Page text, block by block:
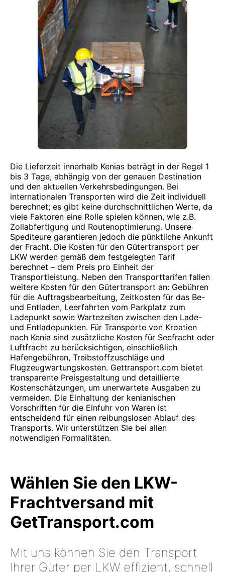
Die Lieferzeit innerhalb Kenias beträgt in der Regel 1
bis 3 Tage, abhängig von der genauen Destination
und den aktuellen Verkehrsbedingungen. Bei
internationalen Transporten wird die Zeit individuell
berechnet; es gibt keine durchschnittlichen Werte, da
viele Faktoren eine Rolle spielen können, wie z.B.
Zollabfertigung und Routenoptimierung. Unsere
Spediteure garantieren jedoch die pünktliche Ankunft
der Fracht. Die Kosten für den Gütertransport per
LKW werden gemäß dem festgelegten Tarif
berechnet – dem Preis pro Einheit der
Transportleistung. Neben den Transporttarifen fallen
weitere Kosten für den Gütertransport an: Gebühren
für die Auftragsbearbeitung, Zeitkosten für das Be-
und Entladen, Leerfahrten vom Parkplatz zum
Ladepunkt sowie Wartezeiten zwischen den Lade-
und Entladepunkten. Für Transporte von Kroatien
nach Kenia sind zusätzliche Kosten für Seefracht oder
Luftfracht zu berücksichtigen, einschließlich
Hafengebühren, Treibstoffzuschläge und
Flugzeugwartungskosten. Gettransport.com bietet
transparente Preisgestaltung und detaillierte
Kostenschätzungen, um unerwartete Ausgaben zu
vermeiden. Die Einhaltung der kenianischen
Vorschriften für die Einfuhr von Waren ist
entscheidend für einen reibungslosen Ablauf des
Transports. Wir unterstützen Sie bei allen
notwendigen Formalitäten.
Wählen Sie den LKW-
Frachtversand mit
GetTransport.com
Mit uns können Sie den Transport
Ihrer Güter per LKW effizient, schnell